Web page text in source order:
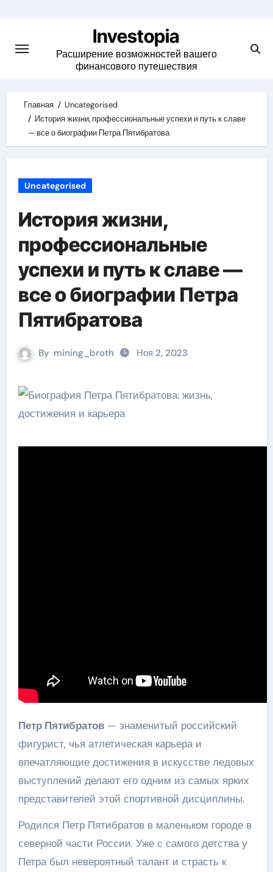
content
Investopia
Расширение возможностей вашего
финансового путешествия
Главная
Uncategorised
История жизни, профессиональные успехи и путь к славе
— все о биографии Петра Пятибратова
Uncategorised
История жизни,
профессиональные
успехи и путь к славе —
все о биографии Петра
Пятибратова
By mining_broth Ноя 2, 2023
Петр Пятибратов— знаменитый российский
фигурист, чья атлетическая карьера и
впечатляющие достижения в искусстве ледовых
выступлений делают его одним из самых ярких
представителей этой спортивной дисциплины.
Родился Петр Пятибратов в маленьком городе в
северной части России. Уже с самого детства у
Петра был невероятный талант и страсть к